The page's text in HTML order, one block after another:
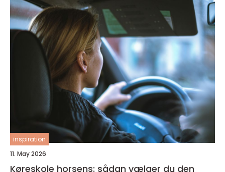
inspiration
11. May 2026
Køreskole horsens: sådan vælger du den